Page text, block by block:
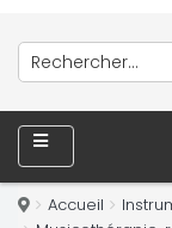
Accueil